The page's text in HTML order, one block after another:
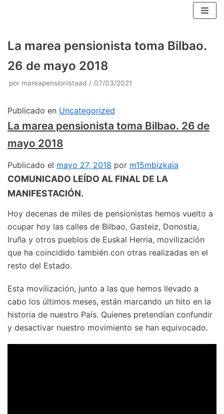
La marea pensionista toma Bilbao.
26 de mayo 2018
por mareapensionistaad 07/03/2021
Publicado en Uncategorized
La marea pensionista toma Bilbao. 26 de
mayo 2018
Publicado el mayo 27, 2018 por m15mbizkaia
COMUNICADO LEÍDO AL FINAL DE LA
MANIFESTACIÓN.
Hoy decenas de miles de pensionistas hemos vuelto a
ocupar hoy las calles de Bilbao, Gasteiz, Donostia,
Iruña y otros pueblos de Euskal Herria, movilización
que ha coincidido también con otras realizadas en el
resto del Estado.
Esta movilización, junto a las que hemos llevado a
cabo los últimos meses, están marcando un hito en la
historia de nuestro País. Quienes pretendían confundir
y desactivar nuestro movimiento se han equivocado.